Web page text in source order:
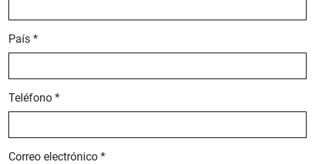
País *
Teléfono *
Correo electrónico *